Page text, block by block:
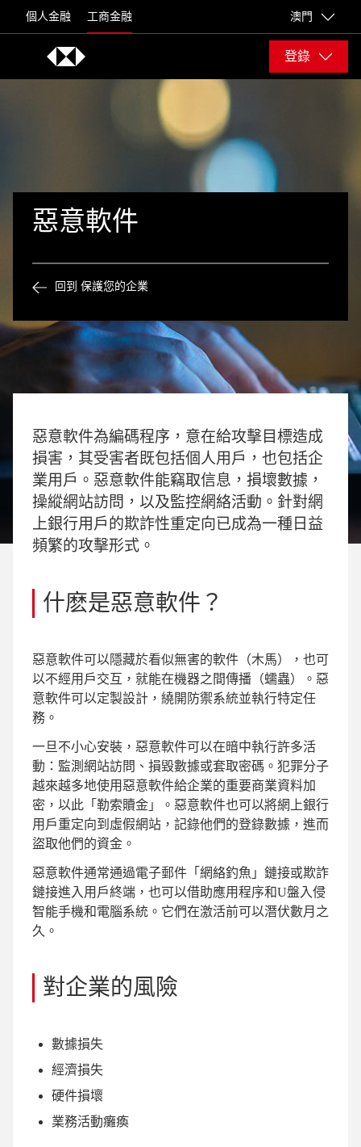
個人金融 工商金融 澳門
登錄
惡意軟件
回到 保護您的企業
惡意軟件為編碼程序，意在給攻擊目標造成
損害，其受害者既包括個人用戶，也包括企
業用戶。惡意軟件能竊取信息，損壞數據，
操縱網站訪問，以及監控網絡活動。針對網
上銀行用戶的欺詐性重定向已成為一種日益
頻繁的攻擊形式。
什麽是惡意軟件？
惡意軟件可以隱藏於看似無害的軟件（木馬），也可
以不經用戶交互，就能在機器之間傳播（蠕蟲）。惡
意軟件可以定製設計，繞開防禦系統並執行特定任
務。
一旦不小心安裝，惡意軟件可以在暗中執行許多活
動：監測網站訪問、損毀數據或套取密碼。犯罪分子
越來越多地使用惡意軟件給企業的重要商業資料加
密，以此「勒索贖金」。惡意軟件也可以將網上銀行
用戶重定向到虛假網站，記錄他們的登錄數據，進而
盜取他們的資金。
惡意軟件通常通過電子郵件「網絡釣魚」鏈接或欺詐
鏈接進入用戶終端，也可以借助應用程序和U盤入侵
智能手機和電腦系統。它們在激活前可以潛伏數月之
久。
對企業的風險
數據損失
經濟損失
硬件損壞
業務活動癱瘓